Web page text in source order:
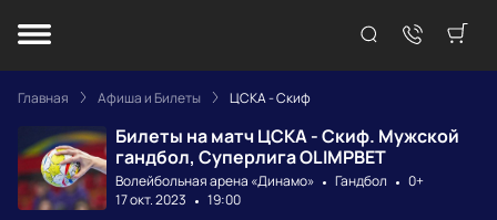
Главная Афиша и Билеты ЦСКА - Скиф
Билеты на матч ЦСКА - Скиф. Мужской
гандбол, Суперлига OLIMPBET
Волейбольная арена «Динамо» Гандбол
0+
17 окт. 2023
19:00